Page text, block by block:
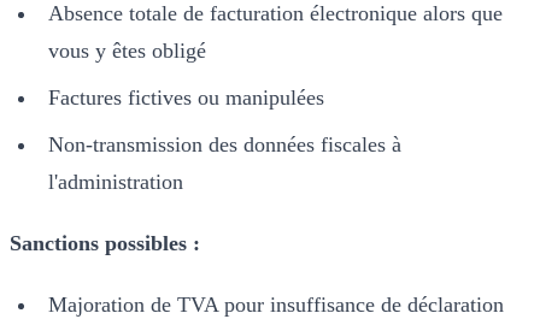
Absence totale de facturation électronique alors que
vous y êtes obligé
Factures fictives ou manipulées
Non-transmission des données fiscales à
l'administration
Sanctions possibles :
Majoration de TVA pour insuffisance de déclaration